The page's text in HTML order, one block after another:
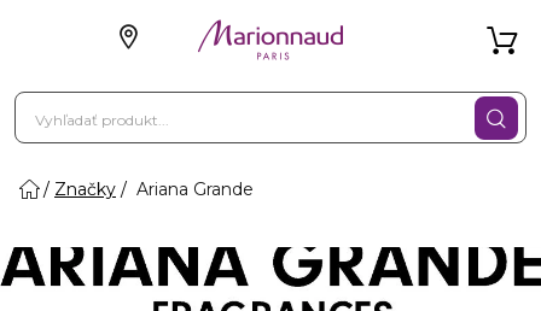
Značky Ariana Grande